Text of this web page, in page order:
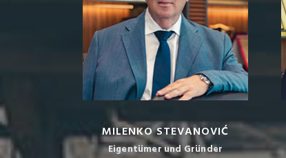
MILENKO STEVANOVIĆ
Eigentümer und Gründer